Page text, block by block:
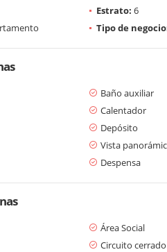
Estrato: 6
Tipo de
Baño auxiliar
Calentador
Depósito
Vista
Despensa
Área Social
Circuito cerrado